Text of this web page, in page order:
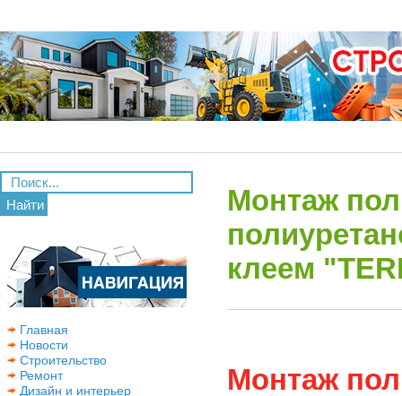
Найти
Главная
Новости
Строительство
Ремонт
Дизайн и интерьер
Монтаж
клеем
Монтаж